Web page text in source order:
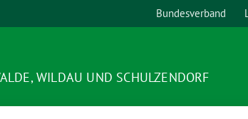
Bundesverband
WILDAU UND SCHULZENDORF